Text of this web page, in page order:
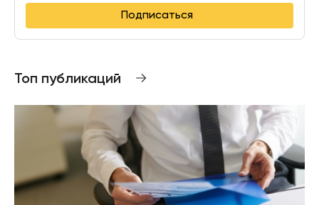
Подписаться
Топ публикаций